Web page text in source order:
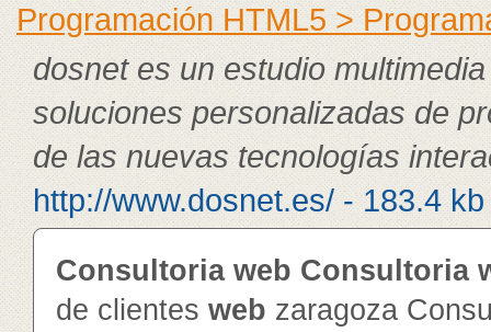
Programación HTML5 >
dosnet es un estudio
soluciones personalizadas de
de las nuevas tecnologías
http://www.dosnet.es/ - 183.4 kb
Consultoria web Consultoria
de clientes web zaragoza